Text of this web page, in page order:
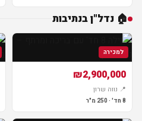
🏠 נדל"ן בנתיבות
למכירה
₪2,900,000
📍 נווה שרון
8 חד' · 250 מ"ר